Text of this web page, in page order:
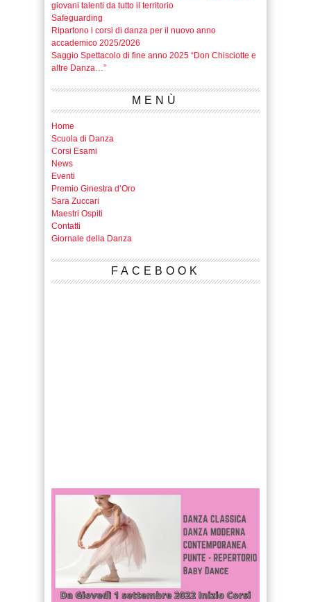
giovani talenti da tutto il territorio
Safeguarding
Ripartono i corsi di danza per il nuovo anno
accademico 2025/2026
Saggio Spettacolo di fine anno 2025 “Don Chisciotte e
altre Danza…”
MENÙ
Home
Scuola di Danza
Corsi Esami
News
Eventi
Premio Ginestra d’Oro
Sara Zuccari
Maestri Ospiti
Contatti
Giornale della Danza
FACEBOOK